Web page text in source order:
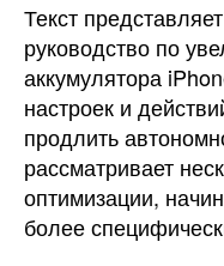
Текст
руководство по
аккумулятора
настроек и
продлить
рассматривает
оптимизации,
более